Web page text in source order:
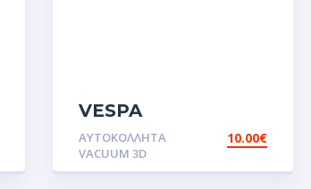
VESPA
TARGET.Αυτοκόλλητα
ΑΥΤΟΚΌΛΛΗΤΑ
VACUUM 3D
10.00€